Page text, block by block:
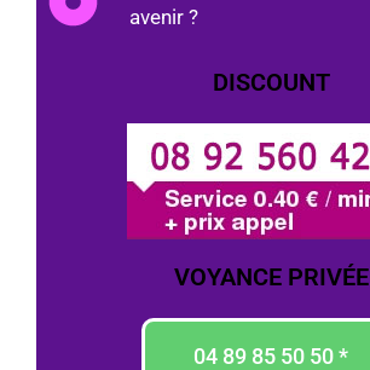
avenir ?
DISCOUNT
VOYANCE PRIVÉE
04 89 85 50 50 *